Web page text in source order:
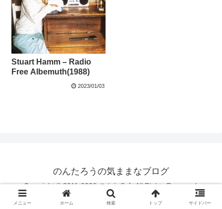
Stuart Hamm – Radio
Free Albemuth(1988)
2023/01/03
のんたろうの気ままなブログ
Copyright © 2011-2026 のんたろう All Rights Reserved.
メニュー ホーム 検索 トップ サイドバー